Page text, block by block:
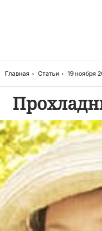
Главная Статьи 19 ноября